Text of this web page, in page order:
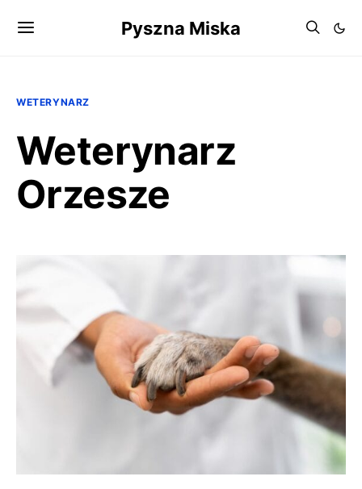
Pyszna Miska
WETERYNARZ
Weterynarz
Orzesze